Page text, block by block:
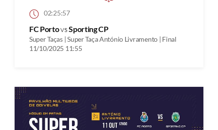
02:25:57
FC PortovsSporting CP
Super Taças | Super Taça António Livramento | Final
11/10/2025 11:55